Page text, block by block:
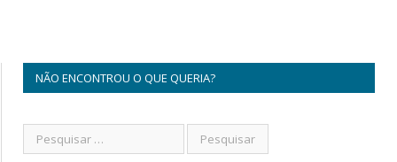
NÃO ENCONTROU O QUE QUERIA?